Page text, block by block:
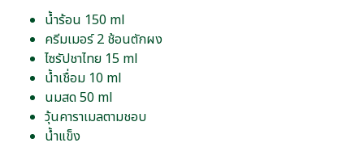
น้ำร้อน 150 ml
ครีมเมอร์ 2 ช้อนตักผง
ไซรัปชาไทย 15 ml
น้ำเชื่อม 10 ml
นมสด 50 ml
วุ้นคาราเมลตามชอบ
น้ำแข็ง